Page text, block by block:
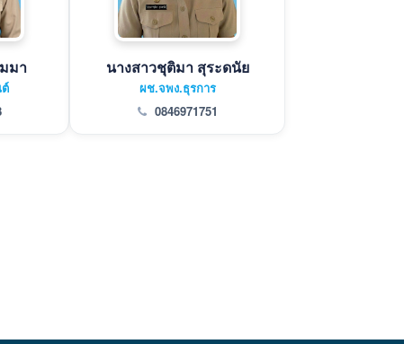
มา นางสาวชุติมา สุระดนัย
ผช.จพง.ธุรการ
0846971751